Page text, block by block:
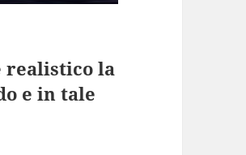
realistico la
e in tale